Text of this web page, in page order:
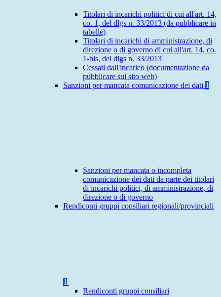
Titolari di incarichi politici di cui all'art. 14,
co. 1, del dlgs n. 33/2013 (da pubblicare in
tabelle)
Titolari di incarichi di amministrazione, di
direzione o di governo di cui all'art. 14, co.
1-bis, del dlgs n. 33/2013
Cessati dall'incarico (documentazione da
pubblicare sul sito web)
Sanzioni per mancata comunicazione dei dati 1
Sanzioni per mancata o incompleta
comunicazione dei dati da parte dei titolari
di incarichi politici, di amministrazione, di
direzione o di governo
Rendiconti gruppi consiliari regionali/provinciali
1
Rendiconti gruppi consiliari